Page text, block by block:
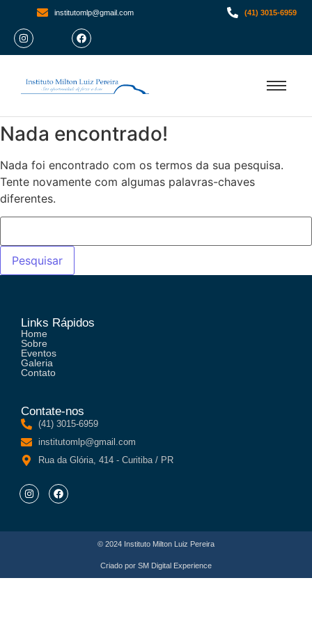
institutomlp@gmail.com (41) 3015-6959
Nada encontrado!
Nada foi encontrado com os termos da sua pesquisa.
Tente novamente com algumas palavras-chaves
diferentes.
Links Rápidos
Home
Sobre
Eventos
Galeria
Contato
Contate-nos
(41) 3015-6959
institutomlp@gmail.com
Rua da Glória, 414 - Curitiba / PR
© 2024 Instituto Milton Luiz Pereira
Criado por SM Digital Experience